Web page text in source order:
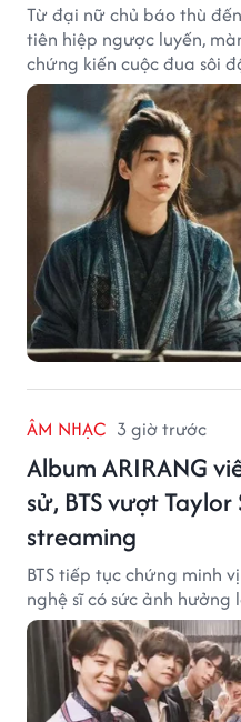
Từ đại nữ chủ báo thù
tiên hiệp ngược luyến,
chứng kiến cuộc đua sôi
trang có độ thảo luận cao.
ÂM NHẠC 3 giờ trước
Album ARIRANG
sử, BTS vượt
streaming
BTS tiếp tục chứng minh
nghệ sĩ có sức ảnh